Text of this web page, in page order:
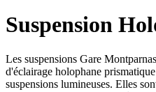
Suspension
Les suspensions Gare
d'éclairage holophane
suspensions lumineuses. Elles